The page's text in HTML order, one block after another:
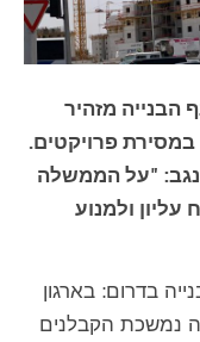
מזהיר
במסירת פרויקטים.
"על הממשלה
ולמנוע
בדרום: בארגון
נמשכת הקבלנים